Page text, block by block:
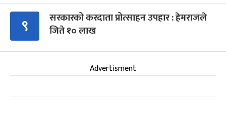
९
सरकारको करदाता प्रोत्साहन उपहार : हेमराजले
जिते १० लाख
Advertisment